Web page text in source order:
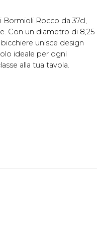
Bormioli Rocco da 37cl,
Con un diametro di 8,25
unisce design
ideale per ogni
alla tua tavola.